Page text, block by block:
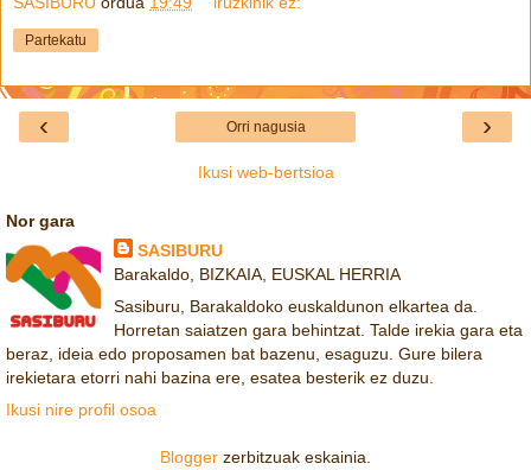
Partekatu
‹ ›
Orri nagusia
Ikusi web-bertsioa
Nor gara
SASIBURU
Barakaldo, BIZKAIA, EUSKAL HERRIA
Sasiburu, Barakaldoko euskaldunon elkartea da.
Horretan saiatzen gara behintzat. Talde irekia gara eta
beraz, ideia edo proposamen bat bazenu, esaguzu. Gure bilera
irekietara etorri nahi bazina ere, esatea besterik ez duzu.
Ikusi nire profil osoa
Blogger zerbitzuak eskainia.